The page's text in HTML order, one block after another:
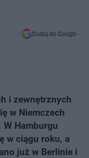
Dodaj do Google
i zewnętrznych
w Niemczech
Hamburgu
w ciągu roku, a
już w Berlinie i